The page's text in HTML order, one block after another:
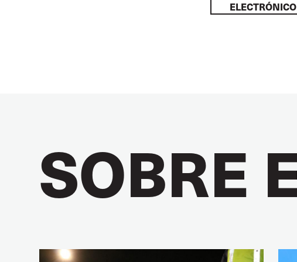
ELECTRÓNICO
SOBRE